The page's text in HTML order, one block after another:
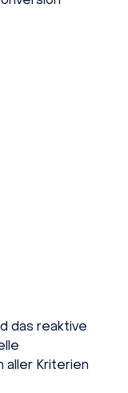
das reaktive
aller Kriterien